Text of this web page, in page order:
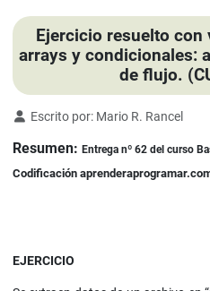
Ejercicio resuelto con
arrays y condicionales:
de flujo.
Detalles
Escrito por: Mario R. Rancel
Resumen: Entrega nº 62 del curso
Codificación
EJERCICIO